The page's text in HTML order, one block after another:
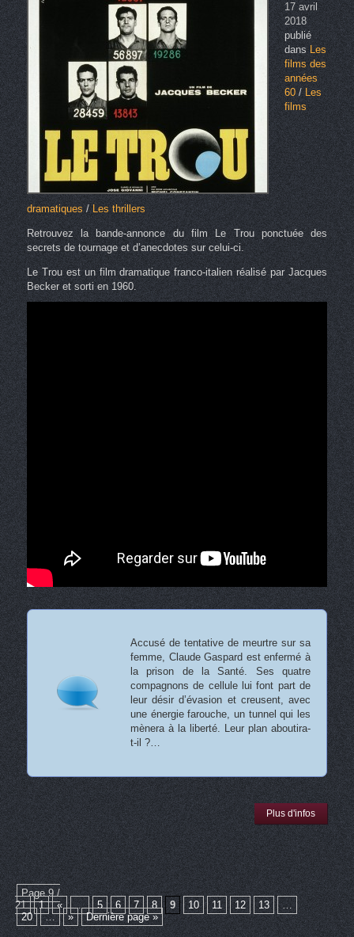
17 avril
2018
publié
dansLes
films des
années
60/ Les
films
dramatiques/Les thrillers
Retrouvez la bande-annonce du film Le Trou ponctuée des
secrets de tournage et d’anecdotes sur celui-ci.
Le Trou est un film dramatique franco-italien réalisé par Jacques
Becker et sorti en 1960.
Accusé de tentative de meurtre sur sa
femme, Claude Gaspard est enfermé à
la prison de la Santé. Ses quatre
compagnons de cellule lui font part de
leur désir d’évasion et creusent, avec
une énergie farouche, un tunnel qui les
mènera à la liberté. Leur plan aboutira-
t-il ?…
Plus d'infos
Page 9 /
21
1 « ... 5 6 7 8 9 10 11 12 13
…
20
… » Dernière page »